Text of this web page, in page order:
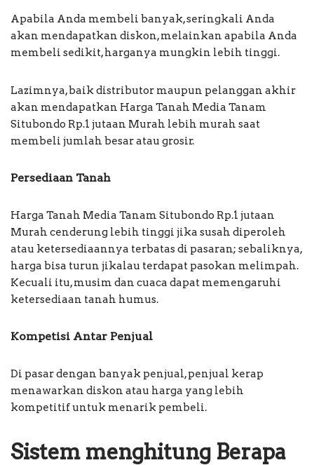
Apabila Anda membeli banyak, seringkali Anda
akan mendapatkan diskon, melainkan apabila Anda
membeli sedikit, harganya mungkin lebih tinggi.
Lazimnya, baik distributor maupun pelanggan akhir
akan mendapatkan Harga Tanah Media Tanam
Situbondo Rp.1 jutaan Murah lebih murah saat
membeli jumlah besar atau grosir.
Persediaan Tanah
Harga Tanah Media Tanam Situbondo Rp.1 jutaan
Murah cenderung lebih tinggi jika susah diperoleh
atau ketersediaannya terbatas di pasaran; sebaliknya,
harga bisa turun jikalau terdapat pasokan melimpah.
Kecuali itu, musim dan cuaca dapat memengaruhi
ketersediaan tanah humus.
Kompetisi Antar Penjual
Di pasar dengan banyak penjual, penjual kerap
menawarkan diskon atau harga yang lebih
kompetitif untuk menarik pembeli.
Sistem menghitung Berapa